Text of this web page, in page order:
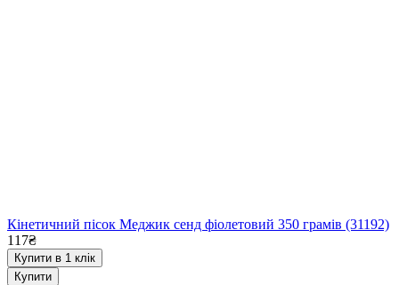
Кінетичний пісок Меджик сенд фіолетовий 350 грамів (31192)
117₴
Купити в 1 клік
Купити